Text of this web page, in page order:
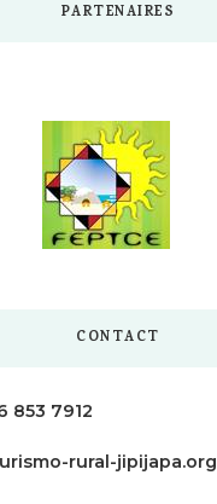
PARTENAIRES
CONTACT
853 7912
rural-jipijapa.org